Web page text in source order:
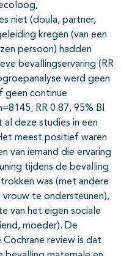
niet (doula, partner,
kregen (van een
persoon) hadden
bevallingservaring (RR
werd geen
geen continue
RR 0.87, 95% BI
deze studies in een
meest positief waren
van iemand die ervaring
tijdens de bevalling
was (met andere
te ondersteunen),
van het eigen sociale
moeder). De
Cochrane review is dat